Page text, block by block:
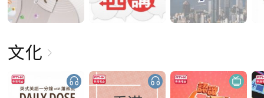
文化